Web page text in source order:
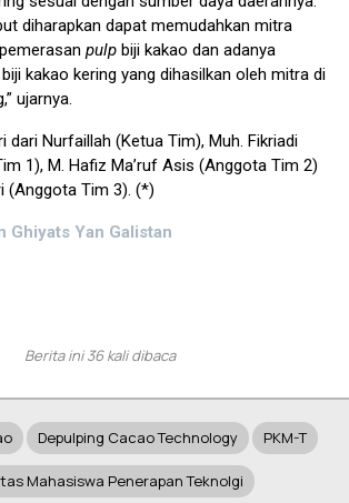
diharapkan dapat memudahkan mitra
pulp biji kakao dan adanya
kakao kering yang dihasilkan oleh mitra di
ujarnya.
dari Nurfaillah (Ketua Tim), Muh. Fikriadi
1), M. Hafiz Ma’ruf Asis (Anggota Tim 2)
(Anggota Tim 3). (*)
Ghiyats Yan Galistan
Berita ini 36 kali dibaca
Depulping Cacao Technology PKM-T
Mahasiswa Penerapan Teknolgi